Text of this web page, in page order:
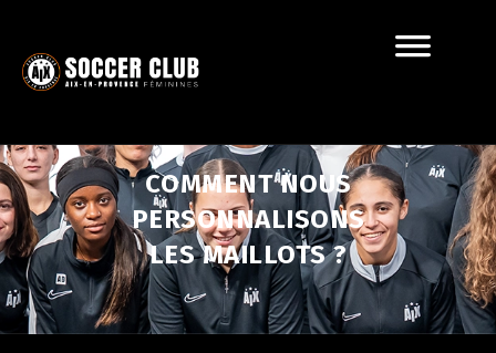
COMMENT NOUS
PERSONNALISONS
LES MAILLOTS ?